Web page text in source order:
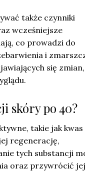
także czynniki
wcześniejsze
co prowadzi do
i
się zmian,
skóry po 40?
takie jak kwas
regenerację,
tych substancji
oraz przywrócić jej